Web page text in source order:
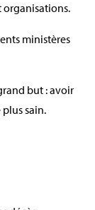
organisations.
ministères
but : avoir
sain.